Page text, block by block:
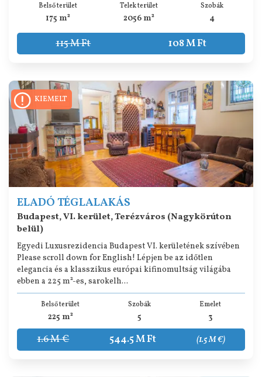
Belső terület
175 m²
Telek terület
2056 m²
Szobák
4
115 M Ft 108 M Ft
ELADÓ TÉGLALAKÁS
Budapest, VI. kerület, Terézváros (Nagykörúton
belül)
Egyedi Luxusrezidencia Budapest VI. kerületének szívében
Please scroll down for English! Lépjen be az időtlen
elegancia és a klasszikus európai kifinomultság világába
ebben a 225 m²-es, sarokelh...
Belső terület
225 m²
Szobák
5
Emelet
3
1.6 M € 544.5 M Ft (1.5 M €)
KIEMELT